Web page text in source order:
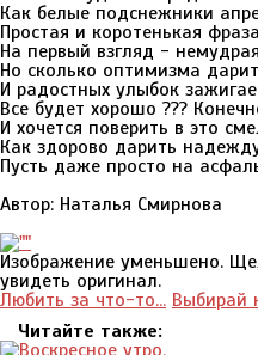
Как белые подснежники
Простая и коротенькая
На первый взгляд -
Но сколько оптимизма
И радостных улыбок
Все будет хорошо ???
И хочется поверить в это
Как здорово дарить
Пусть даже просто на
Автор: Наталья Смирнова
Изображение уменьшено.
увидеть оригинал.
Любить за что-то... Выбирай
Читайте также: